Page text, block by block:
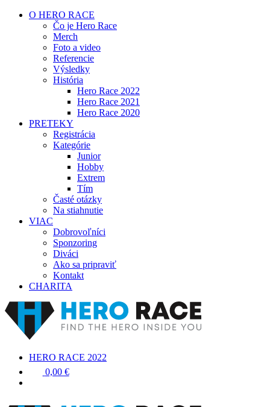
O HERO RACE
Čo je Hero Race
Merch
Foto a video
Referencie
Výsledky
História
Hero Race 2022
Hero Race 2021
Hero Race 2020
PRETEKY
Registrácia
Kategórie
Junior
Hobby
Extrem
Tím
Časté otázky
Na stiahnutie
VIAC
Dobrovoľníci
Sponzoring
Diváci
Ako sa pripraviť
Kontakt
CHARITA
HERO RACE 2022
0,00 €